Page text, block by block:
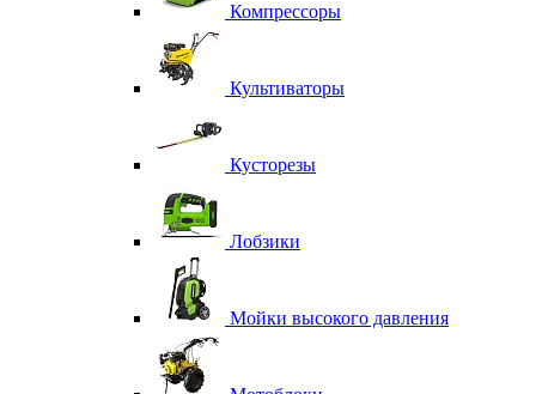
Компрессоры
Культиваторы
Кусторезы
Лобзики
Мойки высокого давления